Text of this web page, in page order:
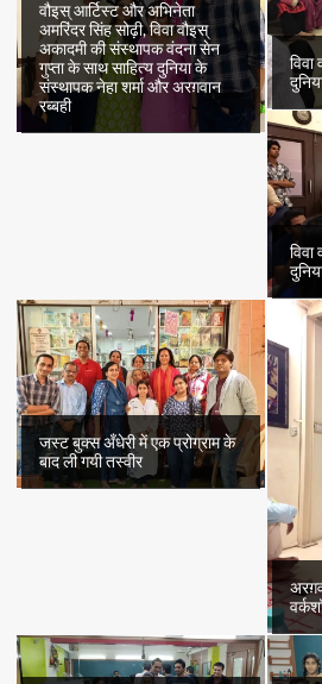
वौइस् आर्टिस्ट और अभिनेता
अमरिंदर सिंह सोढ़ी, विवा वौइस्
अकादमी की संस्थापक वंदना सेन
गुप्ता के साथ साहित्य दुनिया के
संस्थापक नेहा शर्मा और अरग़वान
रब्बही
जस्ट बुक्स अँधेरी में एक प्रोग्राम के
बाद ली गयी तस्वीर